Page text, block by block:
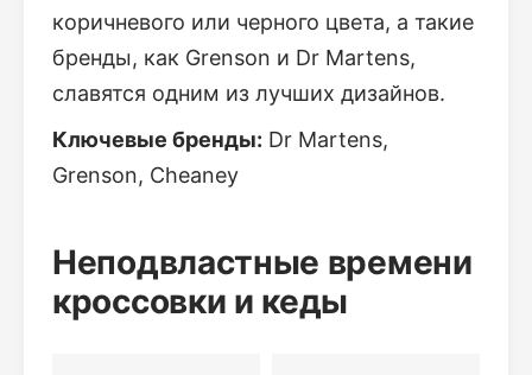
коричневого или черного цвета, а такие
бренды, как Grenson и Dr Martens,
славятся одним из лучших дизайнов.
Ключевые бренды: Dr Martens,
Grenson, Cheaney
Неподвластные времени
кроссовки и кеды